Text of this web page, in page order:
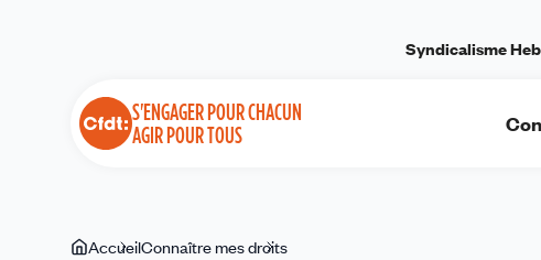
S'ENGAGER POUR CHACUN
AGIR POUR TOUS
Syndicalisme
VousAccueilConnaître mes droits